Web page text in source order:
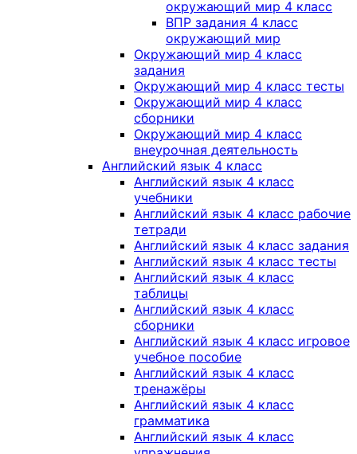
окружающий мир 4 класс
ВПР задания 4 класс
окружающий мир
Окружающий мир 4 класс
задания
Окружающий мир 4 класс тесты
Окружающий мир 4 класс
сборники
Окружающий мир 4 класс
внеурочная деятельность
Английский язык 4 класс
Английский язык 4 класс
учебники
Английский язык 4 класс рабочие
тетради
Английский язык 4 класс задания
Английский язык 4 класс тесты
Английский язык 4 класс
таблицы
Английский язык 4 класс
сборники
Английский язык 4 класс игровое
учебное пособие
Английский язык 4 класс
тренажёры
Английский язык 4 класс
грамматика
Английский язык 4 класс